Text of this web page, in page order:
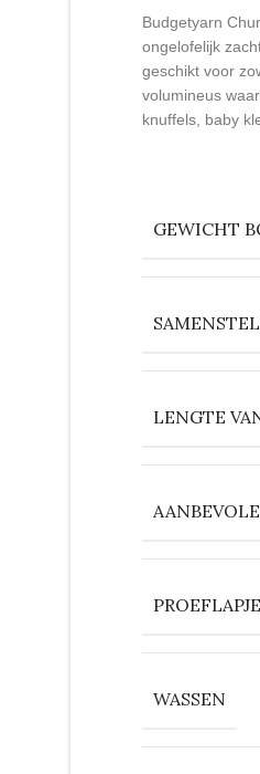
Budgetyarn
ongelofelijk
geschikt voor
volumineus
knuffels, baby
GEWICHT
LENGTE
PROEFLAPJE
WASSEN